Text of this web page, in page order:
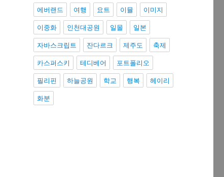
에버랜드 여행 요트 이뮬 이미지
이중화 인천대공원 일몰 일본
자바스크립트 잔다르크 제주도 축제
카스퍼스키 테디베어 포트폴리오
필리핀 하늘공원 학교 행복 헤이리
화분